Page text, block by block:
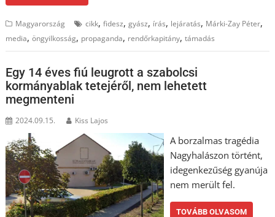
Magyarország cikk,fidesz,gyász, írás, lejáratás, Márki-Zay Péter,
media,öngyilkosság, propaganda, rendőrkapitány,támadás
Egy 14 éves fiú leugrott a szabolcsi
kormányablak tetejéről, nem lehetett
megmenteni
2024.09.15. Kiss Lajos
A borzalmas tragédia
Nagyhalászon történt,
idegenkezűség gyanúja
nem merült fel.
TOVÁBB OLVASOM